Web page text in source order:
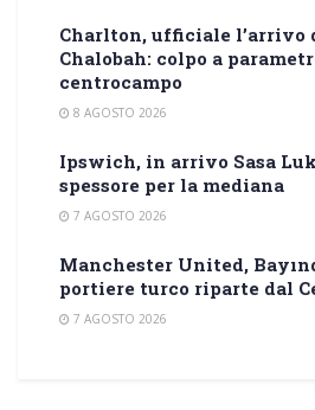
Charlton, ufficiale l’arrivo
Chalobah: colpo a
centrocampo
8 AGOSTO 2026
Ipswich, in arrivo Sasa
spessore per la mediana
7 AGOSTO 2026
Manchester United,
portiere turco riparte dal
7 AGOSTO 2026